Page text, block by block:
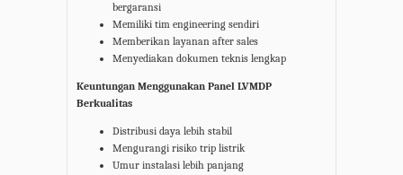
bergaransi
Memiliki tim engineering sendiri
Memberikan layanan after sales
Menyediakan dokumen teknis lengkap
Keuntungan Menggunakan Panel LVMDP
Berkualitas
Distribusi daya lebih stabil
Mengurangi risiko trip listrik
Umur instalasi lebih panjang